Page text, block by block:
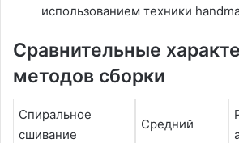
использованием техники
Сравнительные
методов сборки
Спиральное
сшивание
Средний